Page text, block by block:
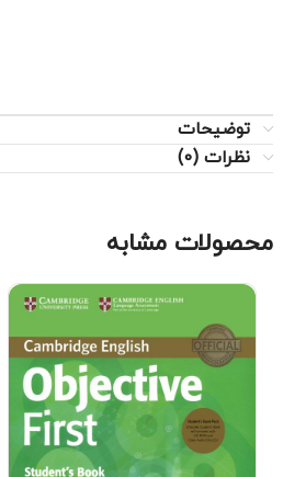
توضیحات
نظرات (0)
محصولات مشابه